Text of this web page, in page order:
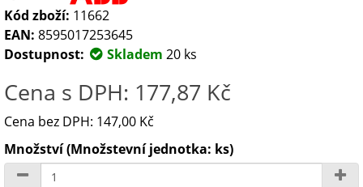
Kód zboží: 11662
EAN: 8595017253645
Dostupnost:
Skladem 20 ks
Cena s DPH: 177,87 Kč
Cena bez DPH: 147,00 Kč
Množství (Množstevní jednotka: ks)